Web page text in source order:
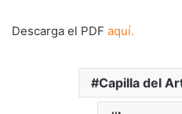
Descarga el PDF aquí.
Capilla del